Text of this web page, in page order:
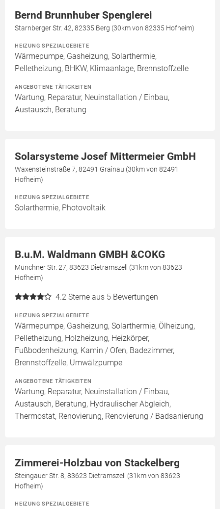
Bernd Brunnhuber Spenglerei
Starnberger Str. 42, 82335 Berg (30km von 82335 Hofheim)
HEIZUNG SPEZIALGEBIETE
Wärmepumpe, Gasheizung, Solarthermie,
Pelletheizung, BHKW, Klimaanlage, Brennstoffzelle
ANGEBOTENE TÄTIGKEITEN
Wartung, Reparatur, Neuinstallation / Einbau,
Austausch, Beratung
Solarsysteme Josef Mittermeier GmbH
Waxensteinstraße 7, 82491 Grainau (30km von 82491
Hofheim)
HEIZUNG SPEZIALGEBIETE
Solarthermie, Photovoltaik
B.u.M. Waldmann GMBH &COKG
Münchner Str. 27, 83623 Dietramszell (31km von 83623
Hofheim)
4.2 Sterne aus 5 Bewertungen
HEIZUNG SPEZIALGEBIETE
Wärmepumpe, Gasheizung, Solarthermie, Ölheizung,
Pelletheizung, Holzheizung, Heizkörper,
Fußbodenheizung, Kamin / Ofen, Badezimmer,
Brennstoffzelle, Umwälzpumpe
ANGEBOTENE TÄTIGKEITEN
Wartung, Reparatur, Neuinstallation / Einbau,
Austausch, Beratung, Hydraulischer Abgleich,
Thermostat, Renovierung, Renovierung / Badsanierung
Zimmerei-Holzbau von Stackelberg
Steingauer Str. 8, 83623 Dietramszell (31km von 83623
Hofheim)
HEIZUNG SPEZIALGEBIETE